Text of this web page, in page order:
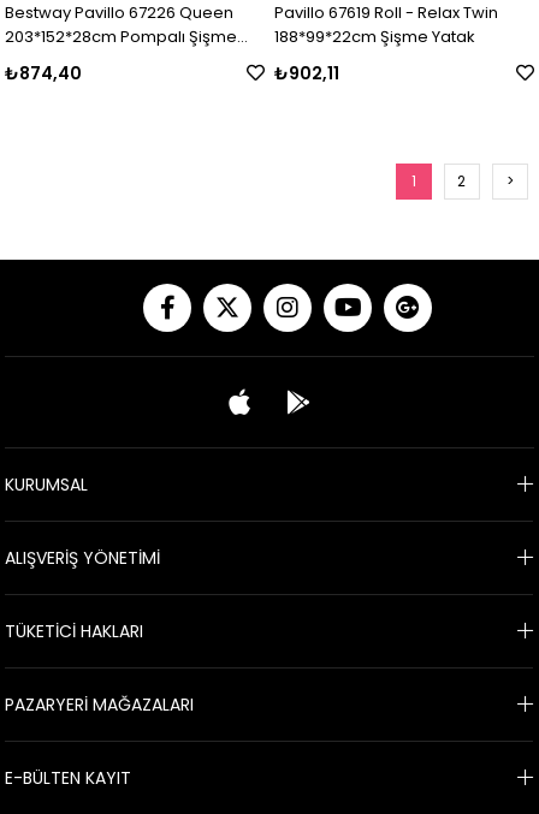
Bestway Pavillo 67226 Queen
203*152*28cm Pompalı Şişme
Yatak
₺874,40
Pavillo 67619 Roll - Relax Twin
188*99*22cm Şişme Yatak
₺902,11
1 2 >
KURUMSAL
ALIŞVERİŞ YÖNETİMİ
TÜKETİCİ HAKLARI
PAZARYERİ MAĞAZALARI
E-BÜLTEN KAYIT